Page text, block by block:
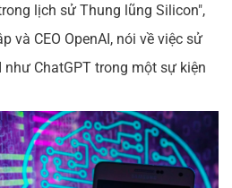
lịch sử Thung lũng Silicon",
và CEO OpenAI, nói về việc sử
ChatGPT trong một sự kiện